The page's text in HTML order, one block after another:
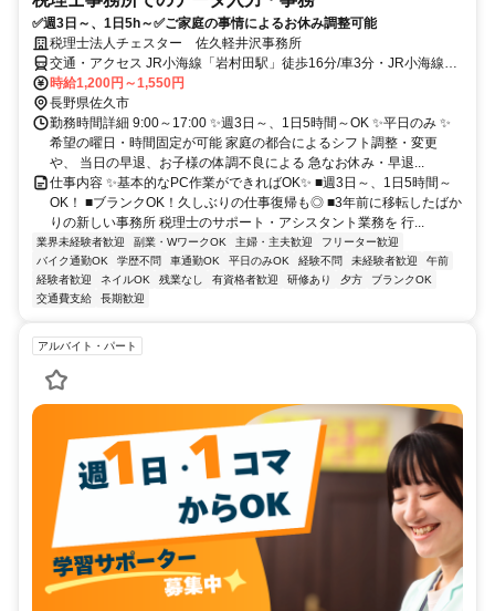
✅週3日～、1日5h～✅ご家庭の事情によるお休み調整可能
税理士法人チェスター 佐久軽井沢事務所
交通・アクセス JR小海線「岩村田駅」徒歩16分/車3分・JR小海線
「佐久平駅」車10分★無料駐車場完備！車・バイク・自転車通勤
OK！
時給1,200円～1,550円
長野県佐久市
勤務時間詳細 9:00～17:00 ✨週3日～、1日5時間～OK ✨平日のみ ✨
希望の曜日・時間固定が可能 家庭の都合によるシフト調整・変更
や、 当日の早退、お子様の体調不良による 急なお休み・早退...
仕事内容 ✨基本的なPC作業ができればOK✨ ■週3日～、1日5時間～
OK！ ■ブランクOK！久しぶりの仕事復帰も◎ ■3年前に移転したばか
りの新しい事務所 税理士のサポート・アシスタント業務を 行...
業界未経験者歓迎 副業・WワークOK 主婦・主夫歓迎
フリーター歓迎
バイク通勤OK
学歴不問 車通勤OK 平日のみOK 経験不問 未経験者歓迎
午前
経験者歓迎
ネイルOK 残業なし 有資格者歓迎 研修あり 夕方
ブランクOK
交通費支給
長期歓迎
アルバイト・パート